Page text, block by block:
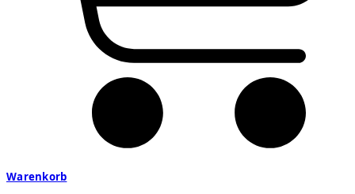
Warenkorb